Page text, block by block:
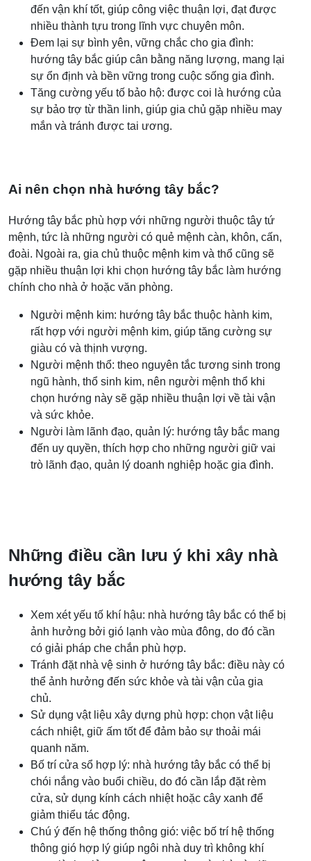
đến vận khí tốt, giúp công việc thuận lợi, đạt được
nhiều thành tựu trong lĩnh vực chuyên môn.
Đem lại sự bình yên, vững chắc cho gia đình:
hướng tây bắc giúp cân bằng năng lượng, mang lại
sự ổn định và bền vững trong cuộc sống gia đình.
Tăng cường yếu tố bảo hộ: được coi là hướng của
sự bảo trợ từ thần linh, giúp gia chủ gặp nhiều may
mắn và tránh được tai ương.
Ai nên chọn nhà hướng tây bắc?
Hướng tây bắc phù hợp với những người thuộc tây tứ
mệnh, tức là những người có quẻ mệnh càn, khôn, cấn,
đoài. Ngoài ra, gia chủ thuộc mệnh kim và thổ cũng sẽ
gặp nhiều thuận lợi khi chọn hướng tây bắc làm hướng
chính cho nhà ở hoặc văn phòng.
Người mệnh kim: hướng tây bắc thuộc hành kim,
rất hợp với người mệnh kim, giúp tăng cường sự
giàu có và thịnh vượng.
Người mệnh thổ: theo nguyên tắc tương sinh trong
ngũ hành, thổ sinh kim, nên người mệnh thổ khi
chọn hướng này sẽ gặp nhiều thuận lợi về tài vận
và sức khỏe.
Người làm lãnh đạo, quản lý: hướng tây bắc mang
đến uy quyền, thích hợp cho những người giữ vai
trò lãnh đạo, quản lý doanh nghiệp hoặc gia đình.
Những điều cần lưu ý khi xây nhà
hướng tây bắc
Xem xét yếu tố khí hậu: nhà hướng tây bắc có thể bị
ảnh hưởng bởi gió lạnh vào mùa đông, do đó cần
có giải pháp che chắn phù hợp.
Tránh đặt nhà vệ sinh ở hướng tây bắc: điều này có
thể ảnh hưởng đến sức khỏe và tài vận của gia
chủ.
Sử dụng vật liệu xây dựng phù hợp: chọn vật liệu
cách nhiệt, giữ ấm tốt để đảm bảo sự thoải mái
quanh năm.
Bố trí cửa sổ hợp lý: nhà hướng tây bắc có thể bị
chói nắng vào buổi chiều, do đó cần lắp đặt rèm
cửa, sử dụng kính cách nhiệt hoặc cây xanh để
giảm thiểu tác động.
Chú ý đến hệ thống thông gió: việc bố trí hệ thống
thông gió hợp lý giúp ngôi nhà duy trì không khí